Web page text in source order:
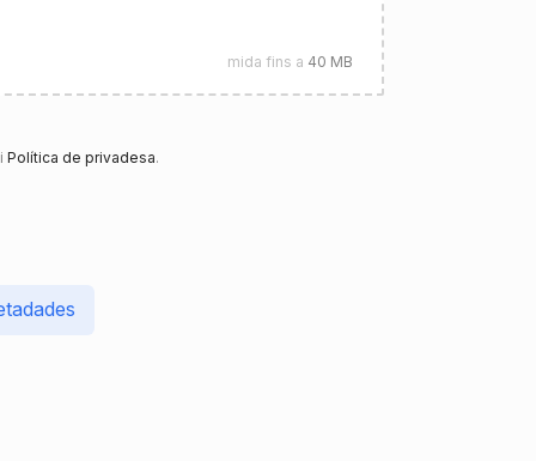
mida fins a 40 MB
Política de privadesa.